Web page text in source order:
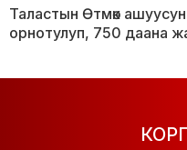
Таластын Өтмөк
орнотулуп, 750 даана